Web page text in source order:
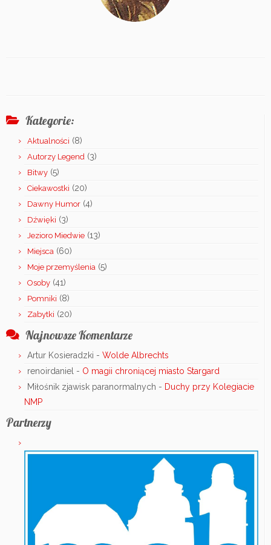
Kategorie:
Aktualności (8)
Autorzy Legend (3)
Bitwy (5)
Ciekawostki (20)
Dawny Humor (4)
Dźwięki (3)
Jezioro Miedwie (13)
Miejsca (60)
Moje przemyślenia (5)
Osoby (41)
Pomniki (8)
Zabytki (20)
Najnowsze Komentarze
Artur Kosieradzki - Wolde Albrechts
renoirdaniel - O magii chroniącej miasto Stargard
Miłośnik zjawisk paranormalnych - Duchy przy Kolegiacie
NMP
Partnerzy